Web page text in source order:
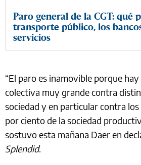
Paro general de la CGT: qué
transporte público, los
servicios
“El paro es inamovible porque
colectiva muy grande contra
sociedad y en particular contra
por ciento de la sociedad
sostuvo esta mañana Daer en
Splendid.